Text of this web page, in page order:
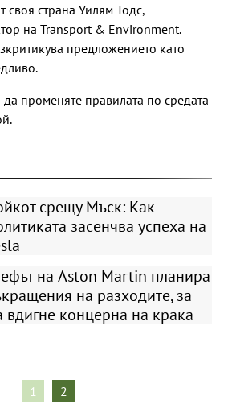
своя страна Уилям Тодс,
на Transport & Environment.
предложението като
променяте правилата по средата
срещу Мъск: Как
засенчва успеха на
на Aston Martin планира
на разходите, за
вдигне концерна на крака
1 2